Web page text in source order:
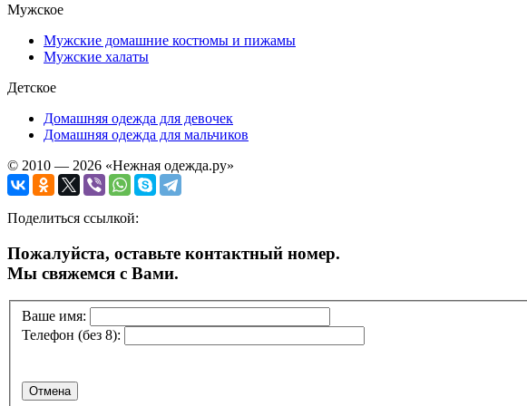
Мужское
Мужские домашние костюмы и пижамы
Мужские халаты
Детское
Домашняя одежда для девочек
Домашняя одежда для мальчиков
© 2010 — 2026 «Нежная одежда.ру»
Поделиться ссылкой:
Пожалуйста, оставьте контактный номер.
Мы свяжемся с Вами.
Ваше имя:
Телефон (без 8):
Отмена